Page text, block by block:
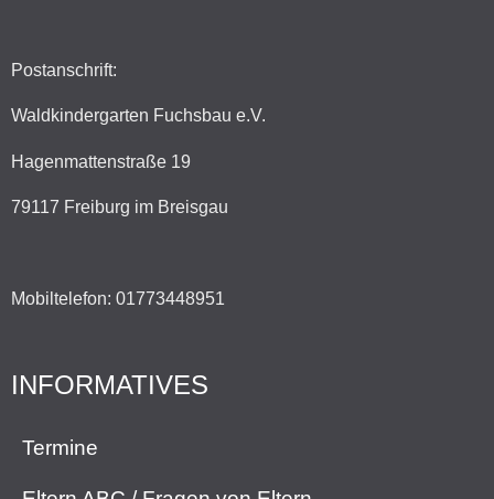
Postanschrift:
Waldkindergarten Fuchsbau e.V.
Hagenmattenstraße 19
79117 Freiburg im Breisgau
Mobiltelefon: 01773448951
INFORMATIVES
Termine